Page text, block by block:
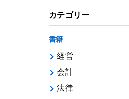
カテゴリー
書籍
経営
会計
法律